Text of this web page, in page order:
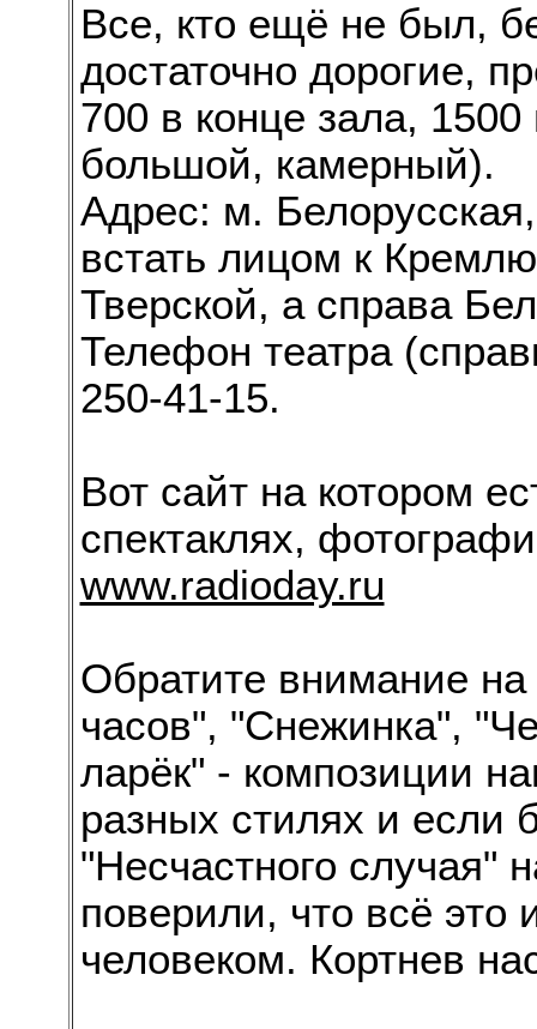
Все, кто ещё не был,
достаточно дорогие,
700 в конце зала,
большой, камерный).
Адрес: м.
встать лицом к
Тверской, а справа
Телефон театра
250-41-15.
Вот сайт на котором
спектаклях,
www.radioday.ru
Обратите внимание
часов", "Снежинка",
ларёк" - композиции
разных стилях и если
"Несчастного случая"
поверили, что всё это
человеком. Кортнев